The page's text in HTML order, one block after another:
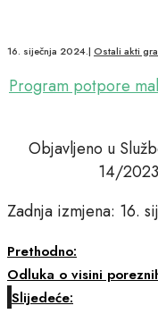
16. siječnja 2024.| Ostali akti
Program potpore
Objavljeno u
14/
Zadnja izmjena: 16.
Prethodno:
Odluka o visini
Slijedeće: